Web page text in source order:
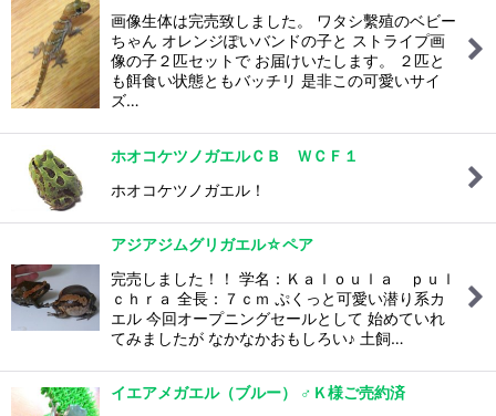
画像生体は完売致しました。 ワタシ繫殖のベビー
ちゃん オレンジぽいバンドの子と ストライプ画
像の子２匹セットで お届けいたします。 ２匹と
も餌食い状態ともバッチリ 是非この可愛いサイ
ズ…
ホオコケツノガエルＣＢ ＷＣＦ１
ホオコケツノガエル！
アジアジムグリガエル☆ペア
完売しました！！ 学名：Ｋａｌｏｕｌａ ｐｕｌ
ｃｈｒａ 全長：７ｃｍ ぷくっと可愛い潜り系カ
エル 今回オープニングセールとして 始めていれ
てみましたが なかなかおもしろい♪ 土飼…
イエアメガエル（ブルー） ♂Ｋ様ご売約済